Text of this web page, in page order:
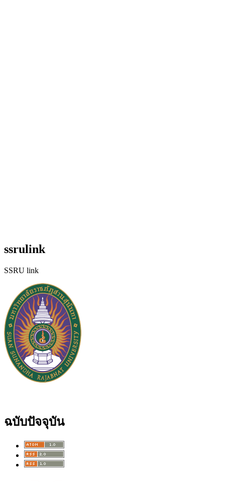
ssrulink
SSRU link
ฉบับปัจจุบัน